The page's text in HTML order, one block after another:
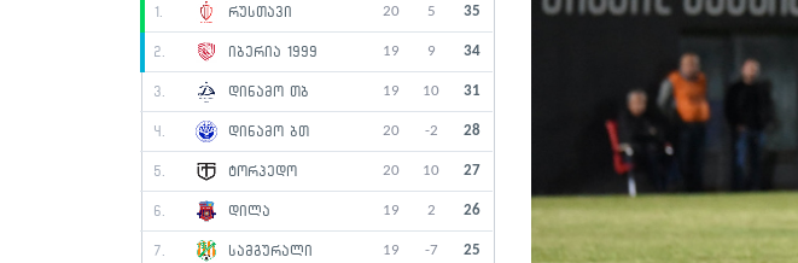
1. რუსთავი 20 5 35
2. იბერია 1999 19 9 34
3. დინამო თბ 19 10 31
4. დინამო ბთ 20 -2 28
5. ტორპედო 20 10 27
6. დილა 19 2 26
7. სამგურალი 19 -7 25